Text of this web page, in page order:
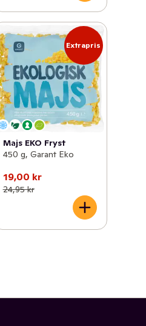
Extrapris
Majs EKO Fryst
450 g, Garant Eko
19,00 kr
24,95 kr